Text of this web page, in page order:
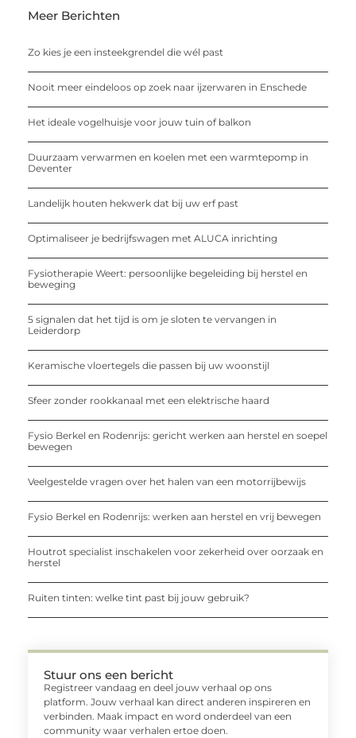
Meer Berichten
Zo kies je een insteekgrendel die wél past
Nooit meer eindeloos op zoek naar ijzerwaren in Enschede
Het ideale vogelhuisje voor jouw tuin of balkon
Duurzaam verwarmen en koelen met een warmtepomp in
Deventer
Landelijk houten hekwerk dat bij uw erf past
Optimaliseer je bedrijfswagen met ALUCA inrichting
Fysiotherapie Weert: persoonlijke begeleiding bij herstel en
beweging
5 signalen dat het tijd is om je sloten te vervangen in
Leiderdorp
Keramische vloertegels die passen bij uw woonstijl
Sfeer zonder rookkanaal met een elektrische haard
Fysio Berkel en Rodenrijs: gericht werken aan herstel en soepel
bewegen
Veelgestelde vragen over het halen van een motorrijbewijs
Fysio Berkel en Rodenrijs: werken aan herstel en vrij bewegen
Houtrot specialist inschakelen voor zekerheid over oorzaak en
herstel
Ruiten tinten: welke tint past bij jouw gebruik?
Stuur ons een bericht
Registreer vandaag en deel jouw verhaal op ons
platform. Jouw verhaal kan direct anderen inspireren en
verbinden. Maak impact en word onderdeel van een
community waar verhalen ertoe doen.